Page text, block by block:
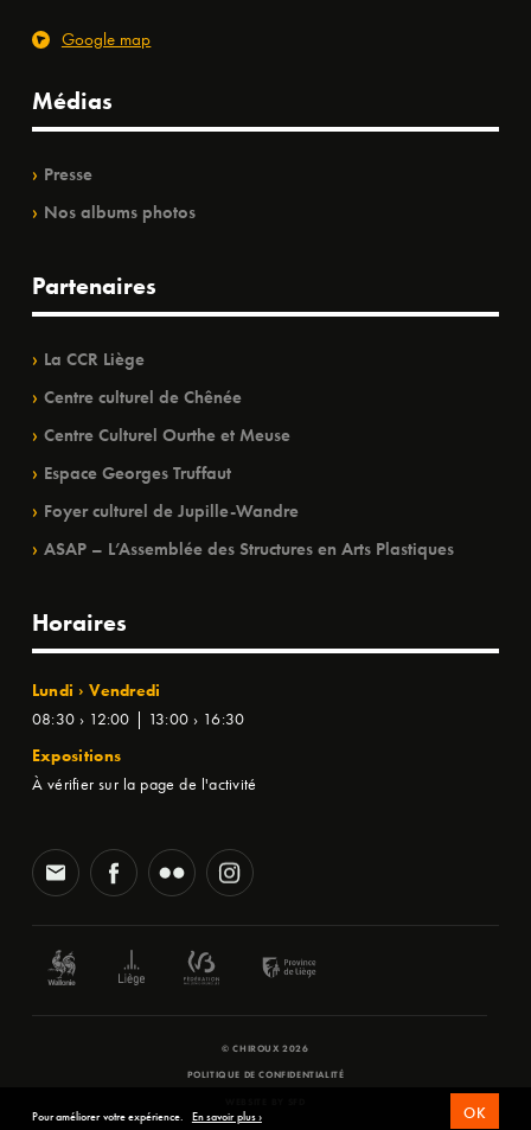
Google map
Médias
Presse
Nos albums photos
Partenaires
La CCR Liège
Centre culturel de Chênée
Centre Culturel Ourthe et Meuse
Espace Georges Truffaut
Foyer culturel de Jupille-Wandre
ASAP – L’Assemblée des Structures en Arts Plastiques
Horaires
Lundi › Vendredi
08:30 › 12:00 | 13:00 › 16:30
Expositions
À vérifier sur la page de l'activité
© CHIROUX 2026
POLITIQUE DE CONFIDENTIALITÉ
Pour améliorer votre expérience. En savoir plus › OK